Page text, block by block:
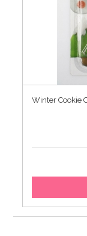
Winter Cookie